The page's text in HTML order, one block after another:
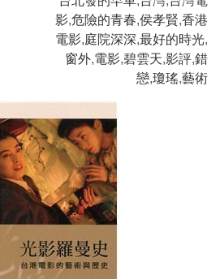
影,危險的青春,侯孝賢,香港
電影,庭院深深,最好的時光,
窗外,電影,碧雲天,影評,錯
戀,瓊瑤,藝術